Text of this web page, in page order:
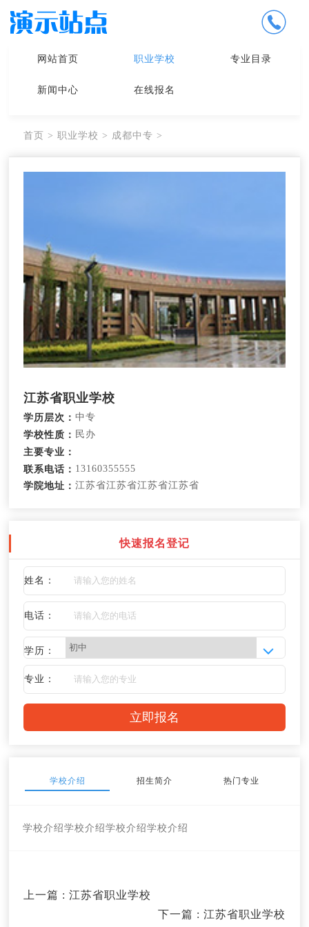
网站首页 职业学校 专业目录
新闻中心 在线报名
首页 >职业学校 > 成都中专 >
江苏省职业学校
学历层次：中专
学校性质： 民办
主要专业：
联系电话： 13160355555
学院地址：江苏省江苏省江苏省江苏省
快速报名登记
姓名：
电话：
学历：
专业：
学校介绍 招生简介 热门专业
学校介绍学校介绍学校介绍学校介绍
上一篇 : 江苏省职业学校
下一篇 : 江苏省职业学校